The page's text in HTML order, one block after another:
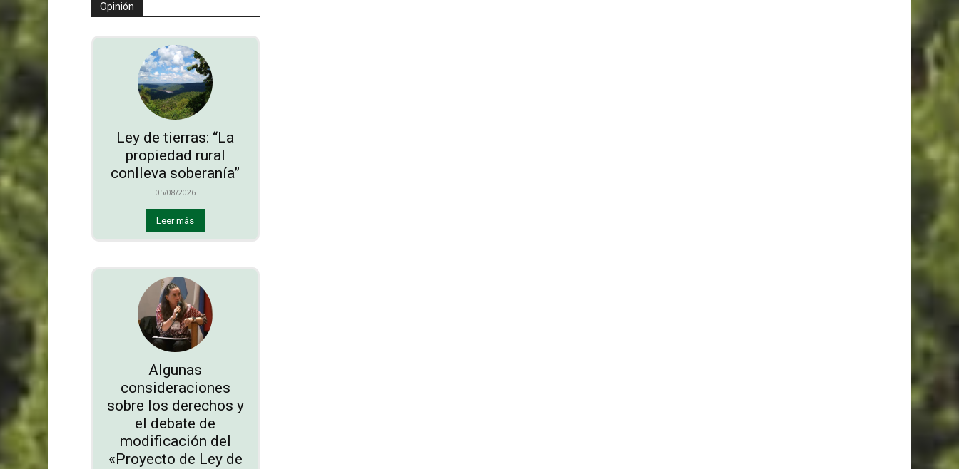
Opinión
Ley de tierras: “La
propiedad rural
conlleva soberanía”
05/08/2026
Leer más
Algunas
consideraciones
sobre los derechos y
el debate de
modificación del
«Proyecto de Ley de